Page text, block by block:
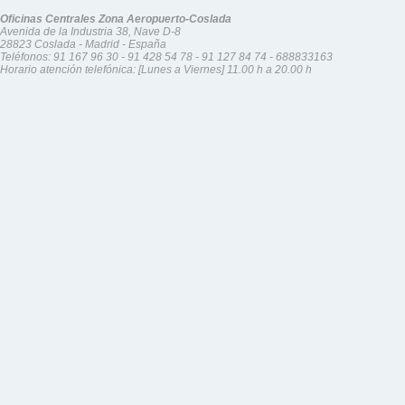
Oficinas Centrales Zona Aeropuerto-Coslada
Avenida de la Industria 38, Nave D-8
28823 Coslada - Madrid - España
Teléfonos: 91 167 96 30 - 91 428 54 78 - 91 127 84 74 - 688833163
Horario atención telefónica: [Lunes a Viernes] 11.00 h a 20.00 h